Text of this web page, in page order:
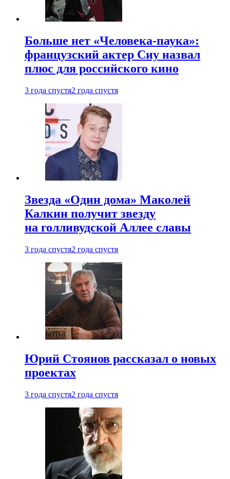
Больше нет «Человека-паука»:
французский актер Сиу назвал
плюс для российского кино
3 года спустя2 года спустя
Звезда «Один дома» Маколей
Калкин получит звезду
на голливудской Аллее славы
3 года спустя2 года спустя
Юрий Стоянов рассказал о новых
проектах
3 года спустя2 года спустя